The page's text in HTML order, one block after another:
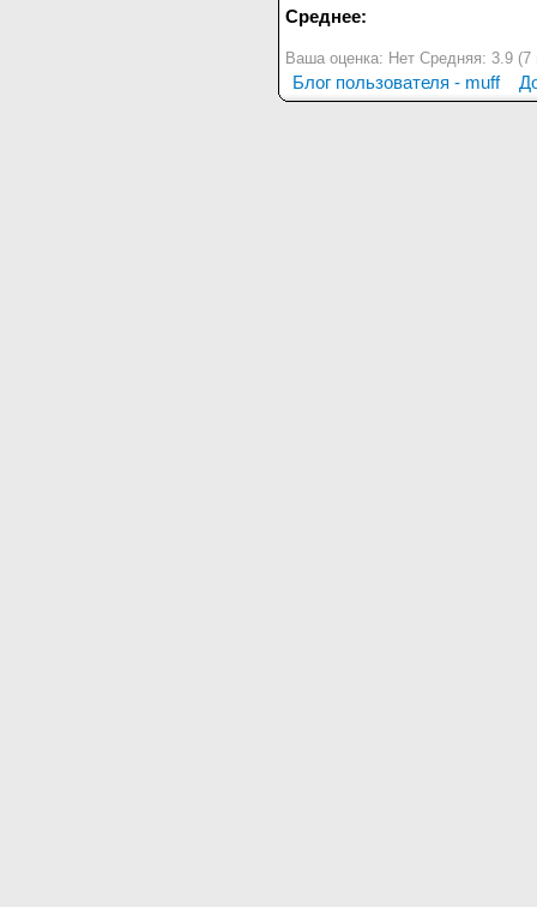
Среднее:
Ваша оценка: Нет Средняя: 3.9 (7
Блог пользователя - muff